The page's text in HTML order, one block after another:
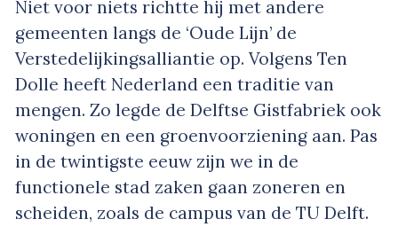
Niet voor niets richtte hij met andere
gemeenten langs de ‘Oude Lijn’ de
Verstedelijkingsalliantie op. Volgens Ten
Dolle heeft Nederland een traditie van
mengen. Zo legde de Delftse Gistfabriek ook
woningen en een groenvoorziening aan. Pas
in de twintigste eeuw zijn we in de
functionele stad zaken gaan zoneren en
scheiden, zoals de campus van de TU Delft.